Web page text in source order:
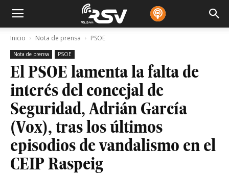
Inicio Nota de prensa PSOE
Nota de prensa PSOE
El PSOE lamenta la falta de
interés del concejal de
Seguridad, Adrián García
(Vox), tras los últimos
episodios de vandalismo en el
CEIP Raspeig